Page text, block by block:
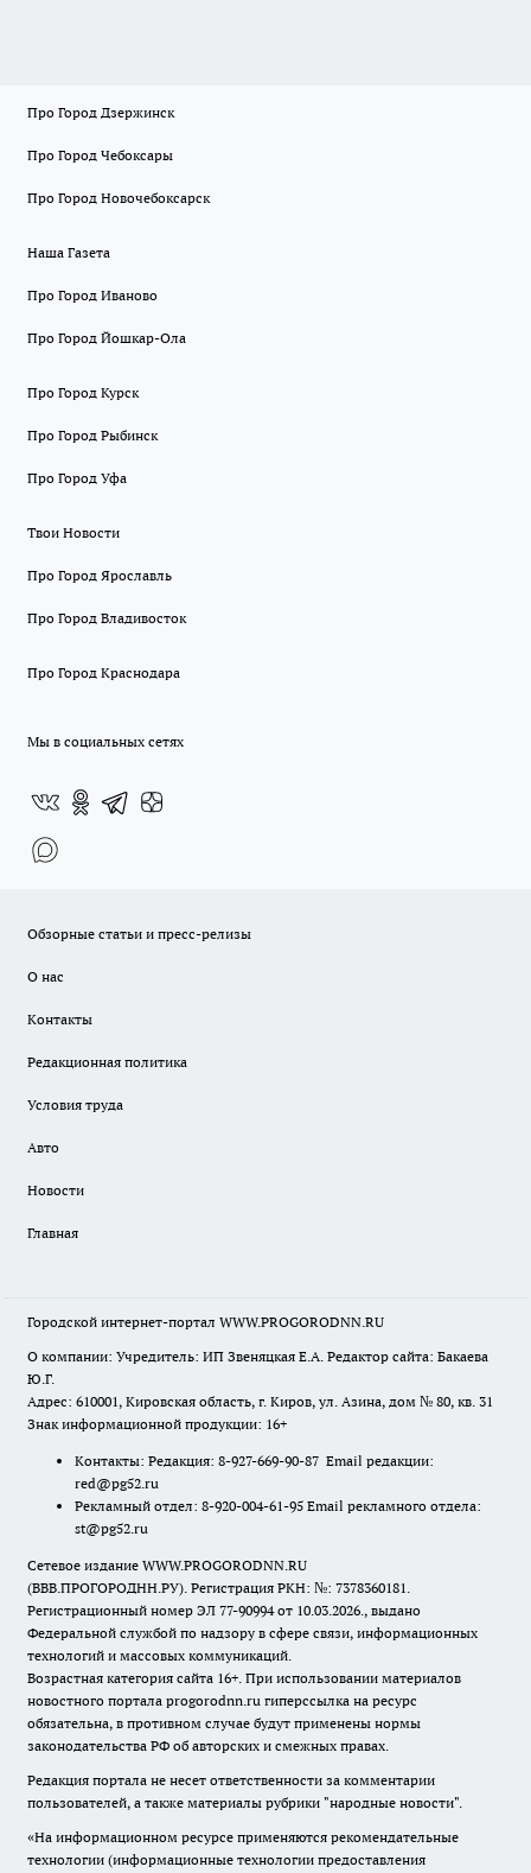
Про Город Дзержинск
Про Город Чебоксары
Про Город Новочебоксарск
Наша Газета
Про Город Иваново
Про Город Йошкар-Ола
Про Город Курск
Про Город Рыбинск
Про Город Уфа
Твои Новости
Про Город Ярославль
Про Город Владивосток
Про Город Краснодара
Мы в социальных сетях
Обзорные статьи и пресс-релизы
О нас
Контакты
Редакционная политика
Условия труда
Авто
Новости
Главная
Городской интернет-портал WWW.PROGORODNN.RU
О компании: Учредитель: ИП Звеняцкая Е.А. Редактор сайта: Бакаева
Ю.Г.
Адрес: 610001, Кировская область, г. Киров, ул. Азина, дом № 80, кв. 31
Знак информационной продукции: 16+
Контакты: Редакция: 8-927-669-90-87 Email редакции:
red@pg52.ru
Рекламный отдел: 8-920-004-61-95 Email рекламного отдела:
st@pg52.ru
Сетевое издание WWW.PROGORODNN.RU
(ВВВ.ПРОГОРОДНН.РУ). Регистрация РКН: №: 7378360181.
Регистрационный номер ЭЛ 77-90994 от 10.03.2026., выдано
Федеральной службой по надзору в сфере связи, информационных
технологий и массовых коммуникаций.
Возрастная категория сайта 16+. При использовании материалов
новостного портала progorodnn.ru гиперссылка на ресурс
обязательна, в противном случае будут применены нормы
законодательства РФ об авторских и смежных правах.
Редакция портала не несет ответственности за комментарии
пользователей, а также материалы рубрики "народные новости".
«На информационном ресурсе применяются рекомендательные
технологии (информационные технологии предоставления